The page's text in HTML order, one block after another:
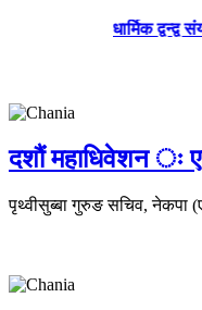
धार्मिक द्वन्द्व
दशौं महाधिवेशन ः
पृथ्वीसुब्बा गुरुङ सचिव, नेकपा